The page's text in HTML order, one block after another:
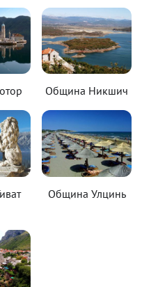
Община Никшич
Община Улцинь